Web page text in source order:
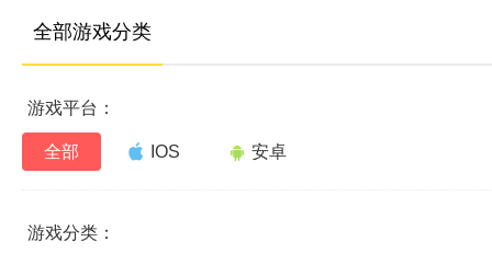
全部游戏分类
游戏平台：
全部 IOS 安卓
游戏分类：